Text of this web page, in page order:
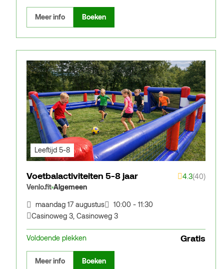
Meer info Boeken
Leeftijd 5-8
Voetbalactiviteiten 5-8 jaar 4.3(40)
Venlo.fit Algemeen
maandag 17 augustus
10:00 - 11:30
Casinoweg 3 Casinoweg 3
Voldoende plekken Gratis
Meer info Boeken